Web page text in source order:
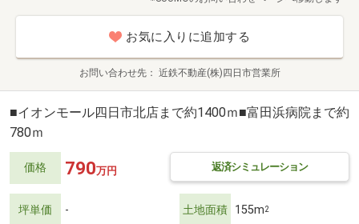
お気に入りに追加する
お問い合わせ先 近鉄不動産(株)四日市営業所
■イオンモール四日市北店まで約1400ｍ■富田浜病院まで約
780ｍ
価格 返済シミュレーション
790万円
坪単価 - 土地面積 155m2